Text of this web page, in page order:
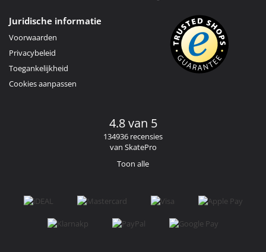
Juridische informatie
Voorwaarden
Privacybeleid
Toegankelijkheid
Cookies aanpassen
4.8 van 5
134936 recensies
van SkatePro
Toon alle